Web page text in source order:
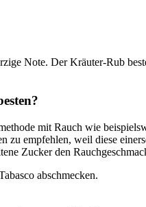
Note. Der Kräuter-Rub
mit Rauch wie
zu empfehlen, weil diese
Zucker den
abschmecken.